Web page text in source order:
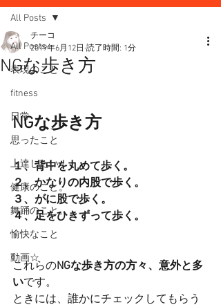
All Posts
表現のこと
fitness
日常
思ったこと
上達したい！
健康のこと。
舞踊のこと。
愉快なこと
動画☆
All Posts
NGな歩き方
チーコ
2019年6月12日 読了時間: 1分
NGな歩き方
１、背中を丸めて歩く。
２、かなりの内股で歩く。
３、がに股で歩く。
４、足をひきずって歩く。
これらのNGな歩き方の方々、意外と多
いです。
ときには、誰かにチェックしてもらう